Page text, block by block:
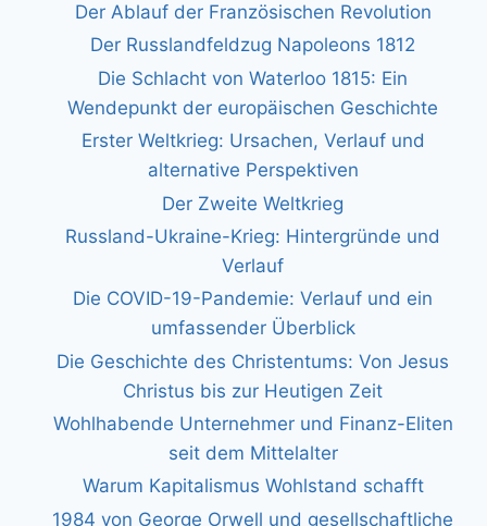
Der Ablauf der Französischen Revolution
Der Russlandfeldzug Napoleons 1812
Die Schlacht von Waterloo 1815: Ein
Wendepunkt der europäischen Geschichte
Erster Weltkrieg: Ursachen, Verlauf und
alternative Perspektiven
Der Zweite Weltkrieg
Russland-Ukraine-Krieg: Hintergründe und
Verlauf
Die COVID-19-Pandemie: Verlauf und ein
umfassender Überblick
Die Geschichte des Christentums: Von Jesus
Christus bis zur Heutigen Zeit
Wohlhabende Unternehmer und Finanz-Eliten
seit dem Mittelalter
Warum Kapitalismus Wohlstand schafft
1984 von George Orwell und gesellschaftliche